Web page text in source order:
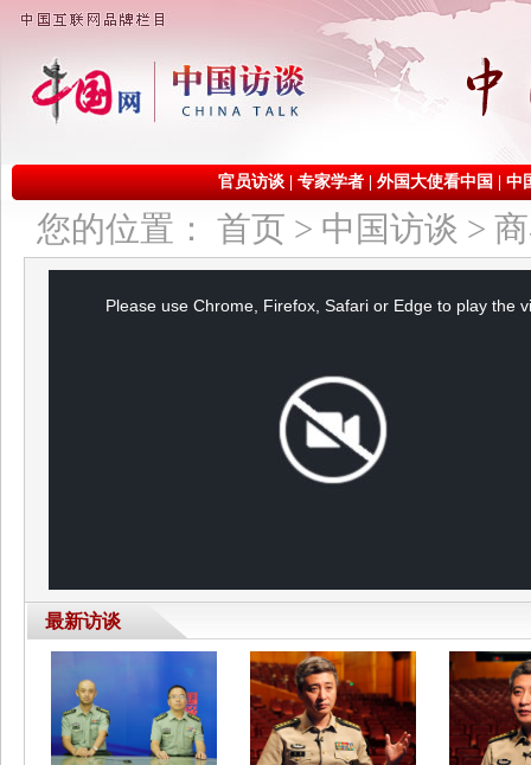
官员访谈|专家学者|外国大使看中国|中
您的位置： 首页 > 中国访谈 >
Please use Chrome, Firefox, Safari or Edge to play the